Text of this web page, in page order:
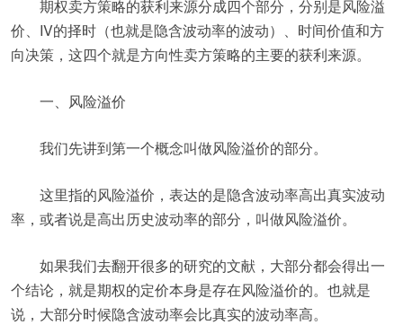
期权卖方策略的获利来源分成四个部分，分别是风险溢
价、IV的择时（也就是隐含波动率的波动）、时间价值和方
向决策，这四个就是方向性卖方策略的主要的获利来源。
一、风险溢价
我们先讲到第一个概念叫做风险溢价的部分。
这里指的风险溢价，表达的是隐含波动率高出真实波动
率，或者说是高出历史波动率的部分，叫做风险溢价。
如果我们去翻开很多的研究的文献，大部分都会得出一
个结论，就是期权的定价本身是存在风险溢价的。也就是
说，大部分时候隐含波动率会比真实的波动率高。